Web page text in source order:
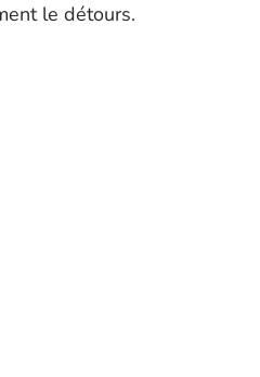
le détours.